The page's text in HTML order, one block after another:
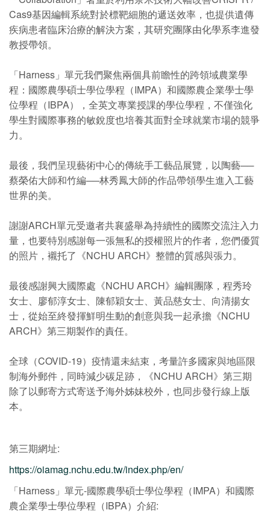
Cas9基因編輯系統對於標靶細胞的遞送效率，也提供遺傳
疾病患者臨床治療的解決方案，其研究團隊由化學系李進發
教授帶領。
「Harness」單元我們聚焦兩個具前瞻性的跨領域農業學
程：國際農學碩士學位學程（IMPA）和國際農企業學士學
位學程（IBPA），全英文專業授課的學位學程，不僅強化
學生對國際事務的敏銳度也培養其面對全球就業市場的競爭
力。
最後，我們呈現藝術中心的傳統手工藝品展覽，以陶藝──
蔡榮佑大師和竹編──林秀鳳大師的作品帶領學生進入工藝
世界的美。
謝謝ARCH單元受邀者共襄盛舉為持續性的國際交流注入力
量，也要特別感謝每一張無私的授權照片的作者，您們優質
的照片，襯托了《NCHU ARCH》整體的質感與張力。
最後感謝興大國際處《NCHU ARCH》編輯團隊，程秀玲
女士、廖郁淳女士、陳郁穎女士、黃品慈女士、向清揚女
士，從始至終發揮鮮明生動的創意與我一起承擔《NCHU
ARCH》第三期製作的責任。
全球（COVID-19）疫情還未結束，考量許多國家與地區限
制海外郵件，同時減少碳足跡，《NCHU ARCH》第三期
除了以郵寄方式寄送予海外姊妹校外，也同步發行線上版
本。
第三期網址:
https://oiamag.nchu.edu.tw/index.php/en/
「Harness」單元-國際農學碩士學位學程（IMPA）和國際
農企業學士學位學程（IBPA）介紹: